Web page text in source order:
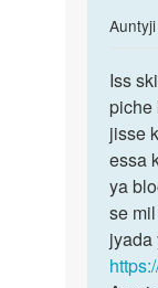
AuntyjiIn
Iss
skin
ko
nahate
samay
Iss
piche
jisse
essa
ya
se
jyada